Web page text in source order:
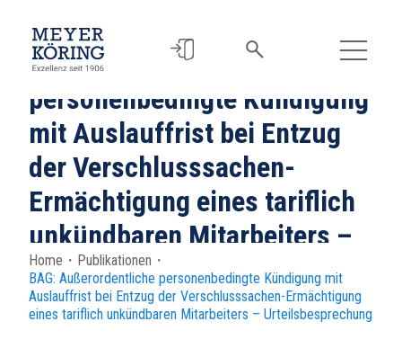
BAG: Außerordentliche
personenbedingte Kündigung
mit Auslauffrist bei Entzug
der Verschlusssachen-
Ermächtigung eines tariflich
unkündbaren Mitarbeiters –
Urteilsbesprechung
Home ・ Publikationen ・
BAG: Außerordentliche personenbedingte Kündigung mit
Auslauffrist bei Entzug der Verschlusssachen-Ermächtigung
eines tariflich unkündbaren Mitarbeiters – Urteilsbesprechung